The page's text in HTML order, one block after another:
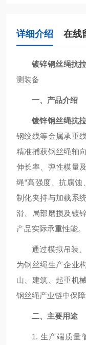
详细介绍 在线
镀锌钢丝绳抗
测装备
一、产品介绍
镀锌钢丝绳抗
钢绞线等金属承重
精准捕获钢丝绳轴
伸长率、弹性模量
绳“高强度、抗腐
制化夹持与加载系
滑、局部磨损及镀
产品实际承重性能。
通过模拟吊装
为钢丝绳生产企业
山、建筑、起重机
钢丝绳产业链中保
二、主要用途
1. 生产端质量